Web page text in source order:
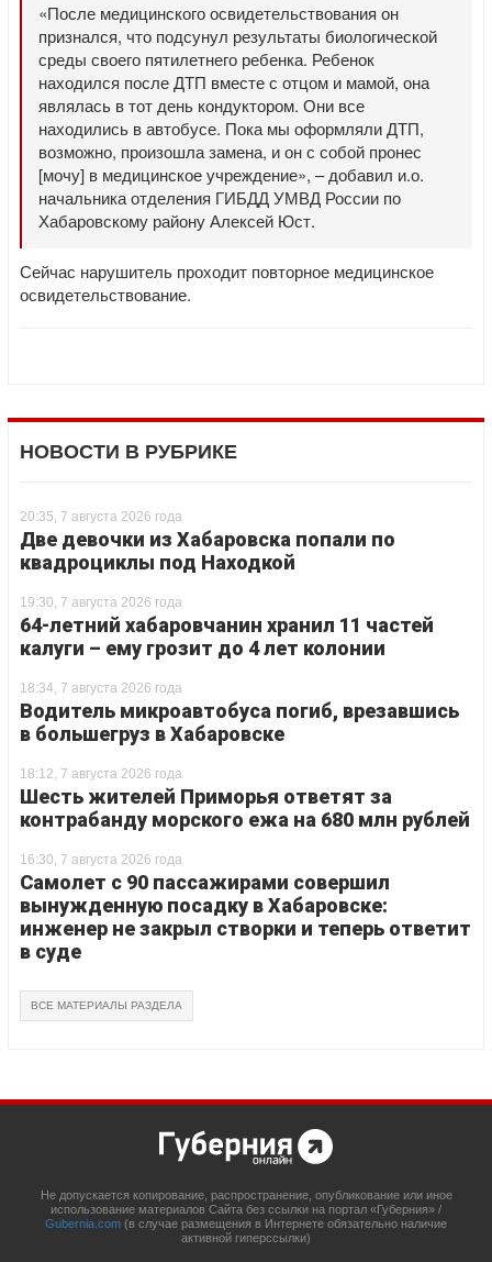
«После медицинского освидетельствования он
признался, что подсунул результаты биологической
среды своего пятилетнего ребенка. Ребенок
находился после ДТП вместе с отцом и мамой, она
являлась в тот день кондуктором. Они все
находились в автобусе. Пока мы оформляли ДТП,
возможно, произошла замена, и он с собой пронес
[мочу] в медицинское учреждение», – добавил и.о.
начальника отделения ГИБДД УМВД России по
Хабаровскому району Алексей Юст.
Сейчас нарушитель проходит повторное медицинское
освидетельствование.
НОВОСТИ В РУБРИКЕ
20:35, 7 августа 2026 года
Две девочки из Хабаровска попали по
квадроциклы под Находкой
19:30, 7 августа 2026 года
64-летний хабаровчанин хранил 11 частей
калуги – ему грозит до 4 лет колонии
18:34, 7 августа 2026 года
Водитель микроавтобуса погиб, врезавшись
в большегруз в Хабаровске
18:12, 7 августа 2026 года
Шесть жителей Приморья ответят за
контрабанду морского ежа на 680 млн рублей
16:30, 7 августа 2026 года
Самолет с 90 пассажирами совершил
вынужденную посадку в Хабаровске:
инженер не закрыл створки и теперь ответит
в суде
ВСЕ МАТЕРИАЛЫ РАЗДЕЛА
Не допускается копирование, распространение, опубликование или иное
использование материалов Сайта без ссылки на портал «Губерния» /
Gubernia.com (в случае размещения в Интернете обязательно наличие
активной гиперссылки)